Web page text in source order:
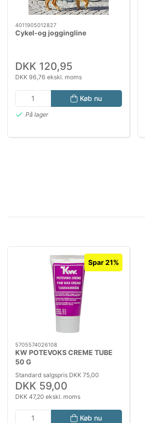
4011905012827
Cykel-og joggingline
DKK 120,95
DKK 96,76 ekskl. moms
Køb nu
På lager
Spar 21%
5705574026108
KW POTEVOKS CREME TUBE
50 G
Standard salgspris DKK 75,00
DKK 59,00
DKK 47,20 ekskl. moms
Køb nu